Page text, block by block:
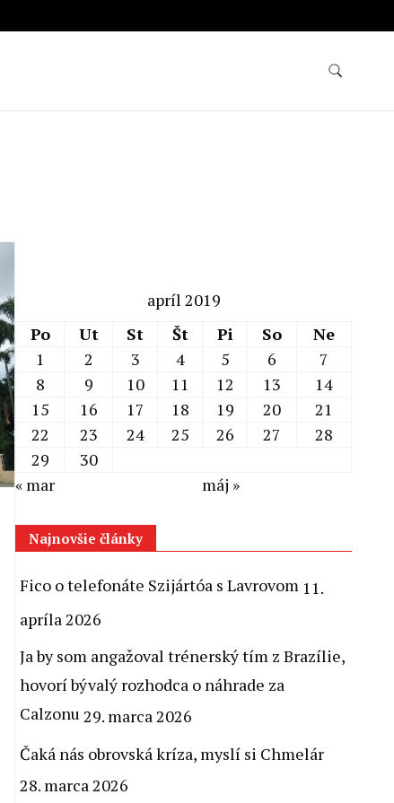
apríl 2019
Po
Ut St Št Pi So Ne
« mar máj »
1 2 3 4 5 6
7
8
9 10 11 12 13
14
15
16 17 18 19 20
21
22
23 24 25 26 27
28
29
30
Najnovšie články
Fico o telefonáte Szijártóa s Lavrovom 11.
apríla 2026
Ja by som angažoval trénerský tím z Brazílie,
hovorí bývalý rozhodca o náhrade za
Calzonu 29. marca 2026
Čaká nás obrovská kríza, myslí si Chmelár
28. marca 2026